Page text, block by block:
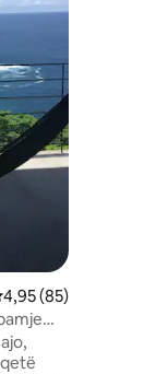
mesatar
4,95 (85)